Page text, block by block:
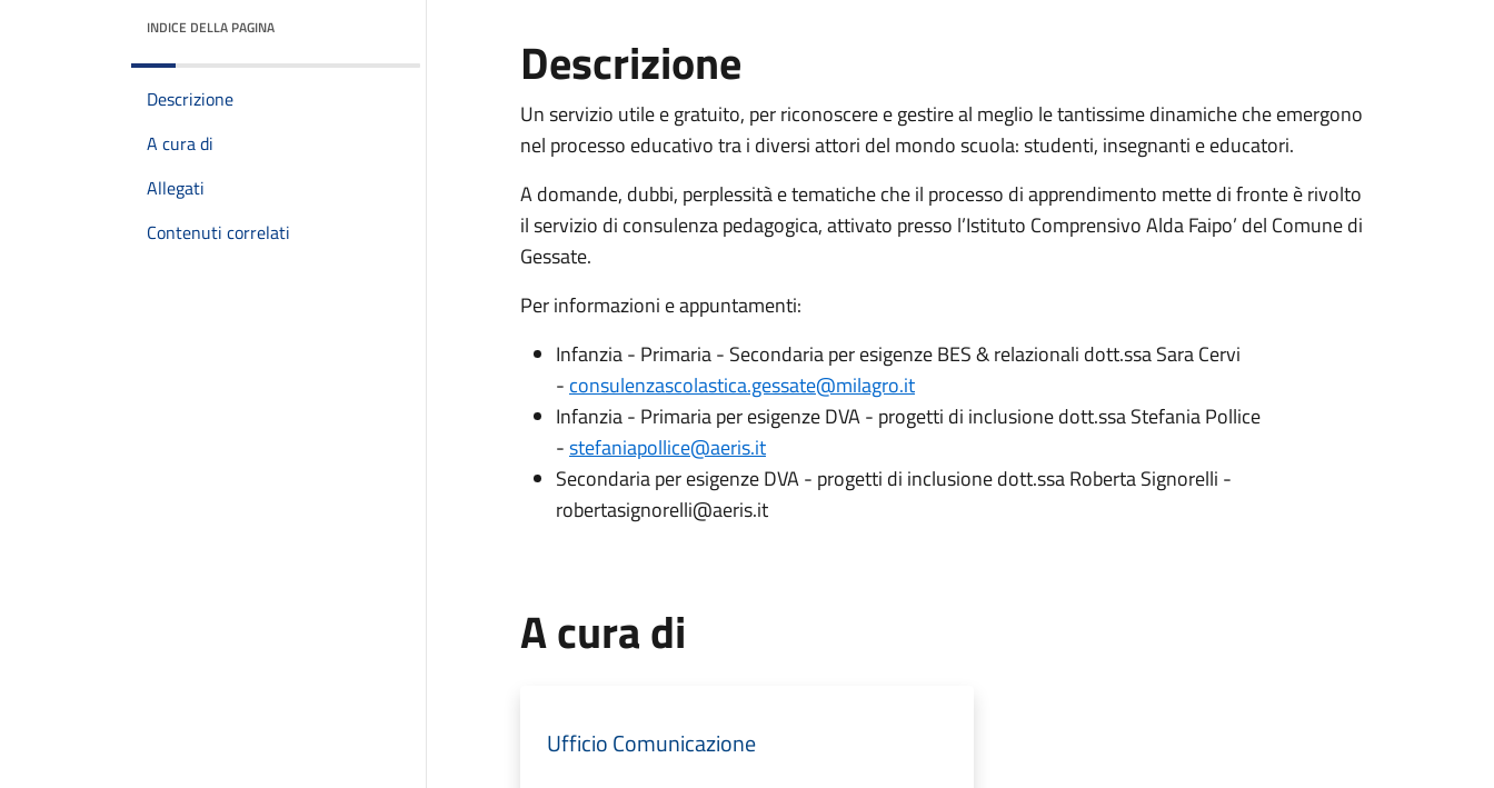
INDICE DELLA PAGINA
Descrizione
A cura di
Allegati
Contenuti correlati
Descrizione
Un servizio utile e gratuito, per riconoscere e gestire al meglio le tantissime dinamiche che emergono
nel processo educativo tra i diversi attori del mondo scuola: studenti, insegnanti e educatori.
A domande, dubbi, perplessità e tematiche che il processo di apprendimento mette di fronte è rivolto
il servizio di consulenza pedagogica, attivato presso l’Istituto Comprensivo Alda Faipo’ del Comune di
Gessate.
Per informazioni e appuntamenti:
Infanzia - Primaria - Secondaria per esigenze BES & relazionali dott.ssa Sara Cervi
- consulenzascolastica.gessate@milagro.it
Infanzia - Primaria per esigenze DVA - progetti di inclusione dott.ssa Stefania Pollice
-stefaniapollice@aeris.it
Secondaria per esigenze DVA - progetti di inclusione dott.ssa Roberta Signorelli -
robertasignorelli@aeris.it
A cura di
Ufficio Comunicazione